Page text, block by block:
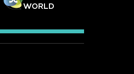
WORLD